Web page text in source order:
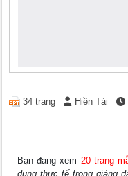
34 trang Hiền Tài
Bạn đang xem 20 trang
dụng thực tế trong giảng